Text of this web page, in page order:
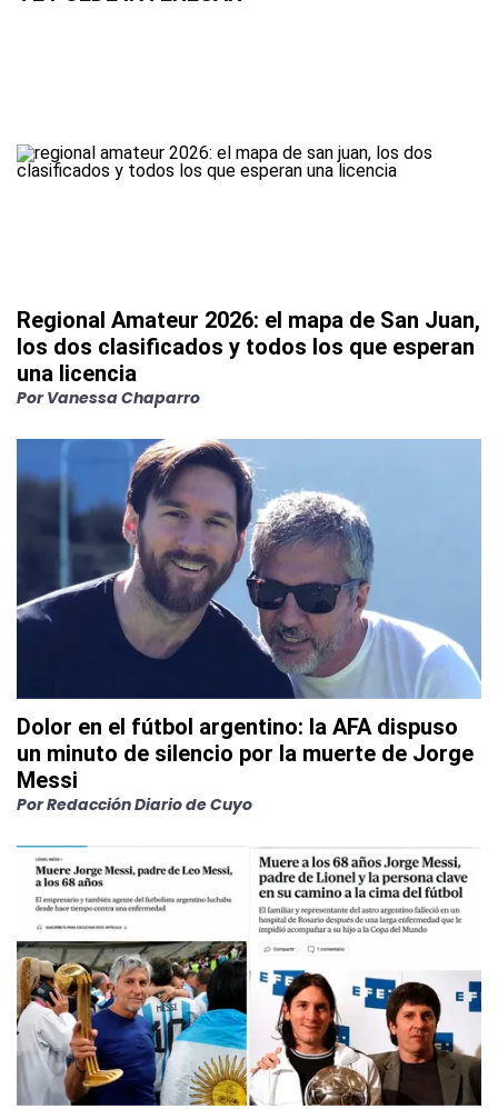
Regional Amateur 2026: el mapa de San Juan,
los dos clasificados y todos los que esperan
una licencia
Por Vanessa Chaparro
Dolor en el fútbol argentino: la AFA dispuso
un minuto de silencio por la muerte de Jorge
Messi
PorRedacción Diario de Cuyo